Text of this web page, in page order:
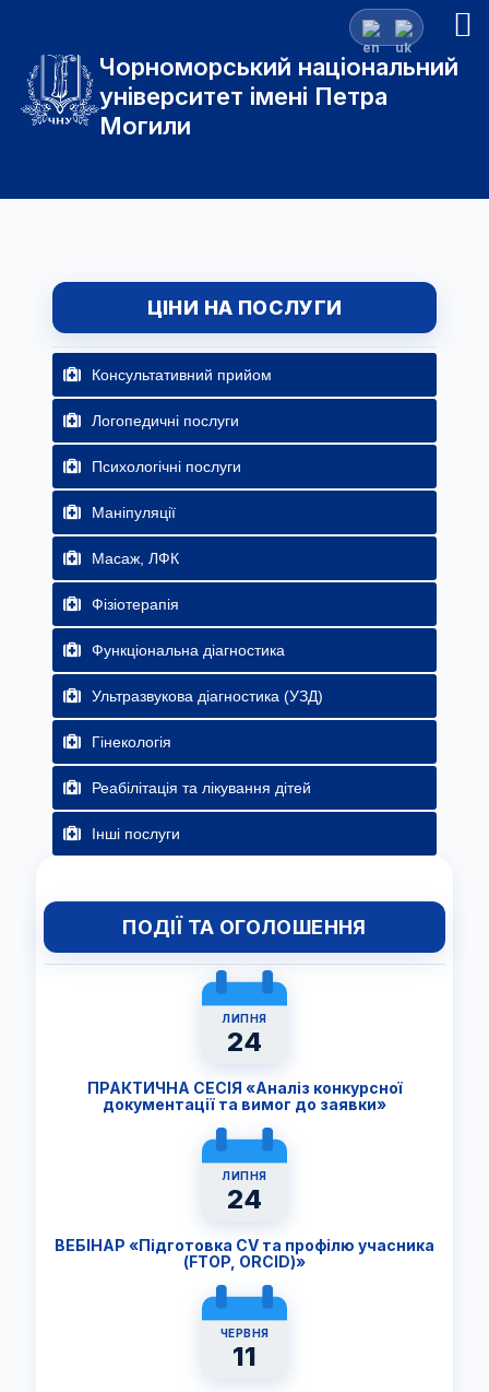
Чорноморський національний
університет імені Петра
Могили
ЦІНИ НА ПОСЛУГИ
Консультативний прийом
Логопедичні послуги
Психологічні послуги
Маніпуляції
Масаж, ЛФК
Фізіотерапія
Функціональна діагностика
Ультразвукова діагностика (УЗД)
Гінекологія
Реабілітація та лікування дітей
Інші послуги
ПОДІЇ ТА ОГОЛОШЕННЯ
ЛИПНЯ
24
ПРАКТИЧНА СЕСІЯ «Аналіз конкурсної
документації та вимог до заявки»
ЛИПНЯ
24
ВЕБІНАР «Підготовка CV та профілю учасника
(FTОP, ORCID)»
ЧЕРВНЯ
11